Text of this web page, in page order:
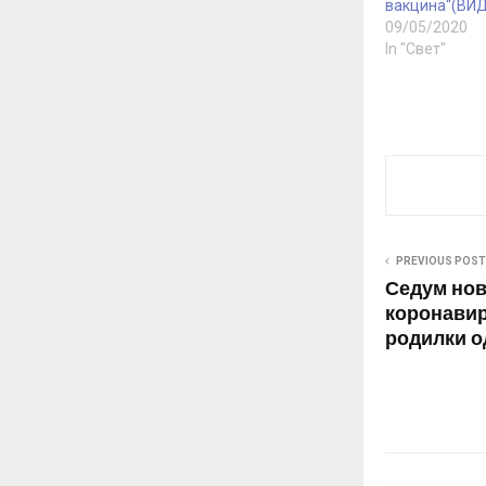
09/05/2020
In "Свет"
PREVIOUS POST
Седум
родилки